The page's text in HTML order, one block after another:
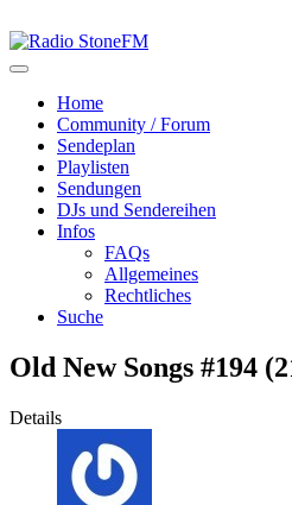
Home
Community / Forum
Sendeplan
Playlisten
Sendungen
DJs und Sendereihen
Infos
FAQs
Allgemeines
Rechtliches
Suche
Old New Songs #194
Details